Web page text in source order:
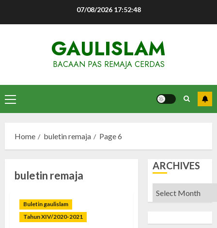
07/08/2026 17:52:48
GAULISLAM
BACAAN PAS REMAJA CERDAS
Primary
Menu
Home buletin remaja Page 6
buletin remaja
Buletin gaulislam
Tahun XIV/2020-2021
ARCHIVES
Archives